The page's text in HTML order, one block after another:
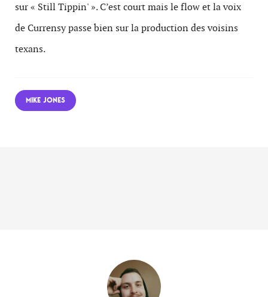
sur « Still Tippin' ». C’est court mais le flow et la voix
de Currensy passe bien sur la production des voisins
texans.
MIKE JONES